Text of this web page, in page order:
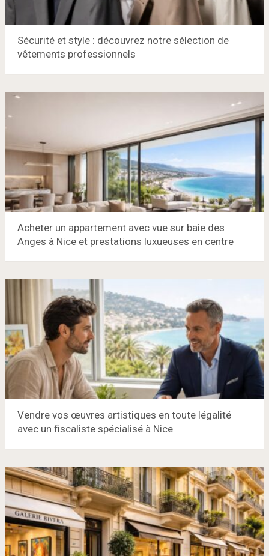
Sécurité et style : découvrez notre sélection de
vêtements professionnels
Acheter un appartement avec vue sur baie des
Anges à Nice et prestations luxueuses en centre
Vendre vos œuvres artistiques en toute légalité
avec un fiscaliste spécialisé à Nice